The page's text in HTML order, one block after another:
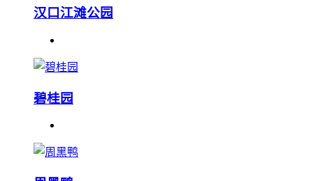
汉口江滩公园
碧桂园